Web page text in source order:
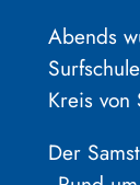
Abends
Kreis von
Der